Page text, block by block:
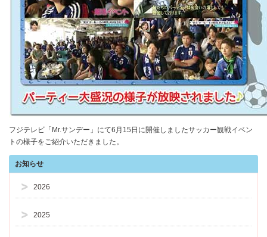
フジテレビ「Mr.サンデー」にて6月15日に開催しましたサッカー観戦イベン
トの様子をご紹介いただきました。
お知らせ
2026
2025